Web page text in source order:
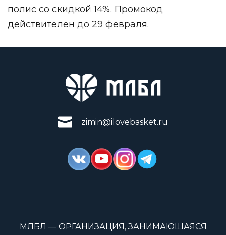
полис со скидкой 14%. Промокод
действителен до 29 февраля.
zimin@ilovebasket.ru
МЛБЛ — ОРГАНИЗАЦИЯ, ЗАНИМАЮЩАЯСЯ